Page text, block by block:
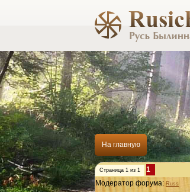
На главную
Страница 1 из 1
1
Модератор форума: Russ